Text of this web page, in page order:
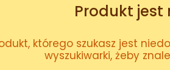
Produkt
którego szukasz jest
wyszukiwarki, żeby